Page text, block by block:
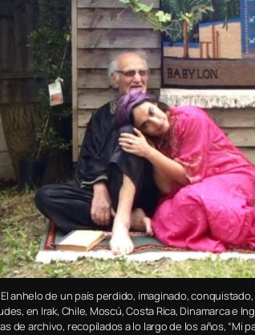
anhelo de un país perdido, imaginado,
en Irak, Chile, Moscú, Costa Rica, Dinamarca e
de archivo, recopilados a lo largo de los años, “Mi